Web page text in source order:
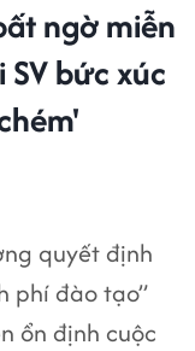
ngờ miễn
bức xúc
quyết định
phí đào tạo”
ổn định cuộc